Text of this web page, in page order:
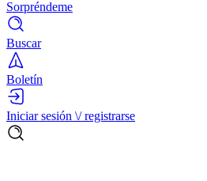
Sorpréndeme
Buscar
Boletín
Iniciar sesión \/ registrarse